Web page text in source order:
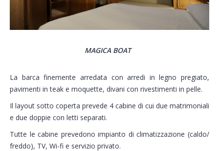
MAGICA BOAT
La barca finemente arredata con arredi in legno pregiato,
pavimenti in teak e moquette, divani con rivestimenti in pelle.
Il layout sotto coperta prevede 4 cabine di cui due matrimoniali
e due doppie con letti separati.
Tutte le cabine prevedono impianto di climatizzazione (caldo/
freddo), TV, Wi-fi e servizio privato.